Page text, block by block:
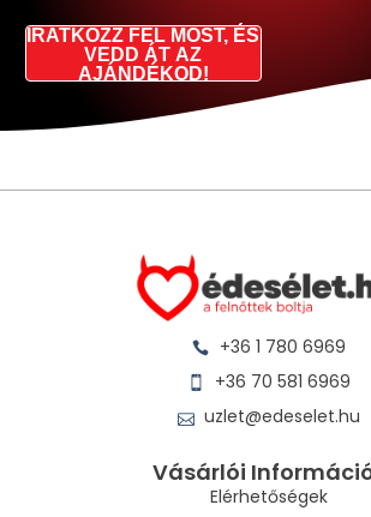
IRATKOZZ FEL MOST, ÉS
VEDD ÁT AZ
AJÁNDÉKOD!
+36 1 780 6969
+36 70 581 6969
uzlet@edeselet.hu
Vásárlói
Elérhetőségek